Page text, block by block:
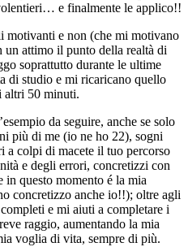
e finalmente le applico!!
motivanti e non (che mi motivano
un attimo il punto della realtà di
soprattutto durante le ultime
di studio e mi ricaricano quello
altri 50 minuti.
da seguire, anche se solo
più di me (io ne ho 22), sogni
a colpi di macete il tuo percorso
e degli errori, concretizzi con
in questo momento é la mia
concretizzo anche io!!); oltre agli
e mi aiuti a completare i
raggio, aumentando la mia
voglia di vita, sempre di più.